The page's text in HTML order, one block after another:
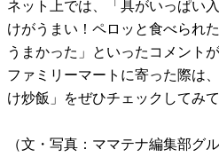
ネット上では、「具がいっぱい
けがうまい！ペロッと食べられ
うまかった」といったコメント
ファミリーマートに寄った際は
け炒飯」をぜひチェックしてみて
（文・写真：ママテナ編集部グ